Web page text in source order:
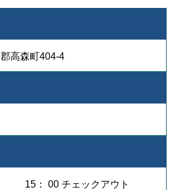
高森町404-4
15： 00 チェックアウト